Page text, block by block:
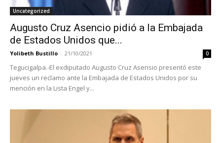
Uncategorized
Augusto Cruz Asencio pidió a la Embajada
de Estados Unidos que...
Yolibeth Bustillo - 21/10/2021 0
Tegucigalpa.-El exdiputado Augusto Cruz Asensio presentó este
jueves un reclamo ante la Embajada de Estados Unidos por su
mención en la Lista Engel y...